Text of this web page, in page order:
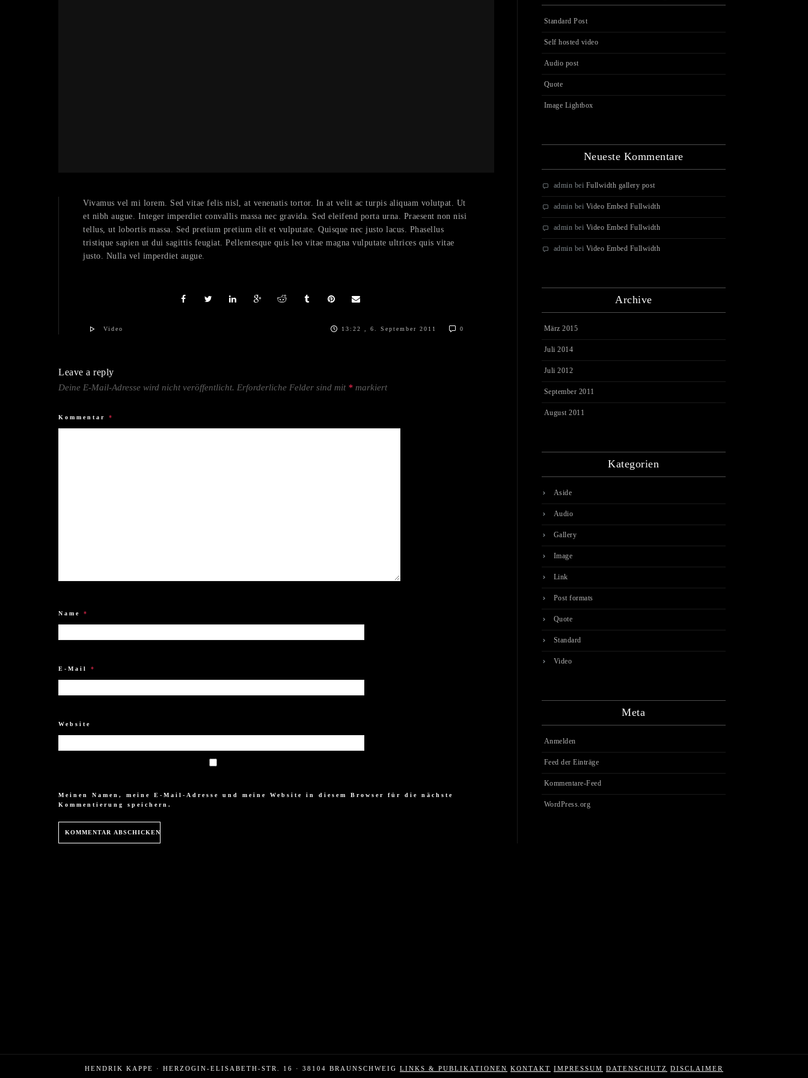
Vivamus vel mi lorem. Sed vitae felis nisl, at venenatis tortor. In at velit ac turpis aliquam volutpat. Ut
et nibh augue. Integer imperdiet convallis massa nec gravida. Sed eleifend porta urna. Praesent non nisi
tellus, ut lobortis massa. Sed pretium pretium elit et vulputate. Quisque nec justo lacus. Phasellus
tristique sapien ut dui sagittis feugiat. Pellentesque quis leo vitae magna vulputate ultrices quis vitae
justo. Nulla vel imperdiet augue.
Video 13:22 , 6. September 2011 0
Leave a reply
Deine E-Mail-Adresse wird nicht veröffentlicht. Erforderliche Felder sind mit * markiert
Kommentar *
Name *
E-Mail *
Website
Meinen Namen, meine E-Mail-Adresse und meine Website in diesem Browser für die nächste
Kommentierung speichern.
Standard Post
Self hosted video
Audio post
Quote
Image Lightbox
Neueste Kommentare
admin bei Fullwidth gallery post
admin bei Video Embed Fullwidth
admin bei Video Embed Fullwidth
admin bei Video Embed Fullwidth
Archive
März 2015
Juli 2014
Juli 2012
September 2011
August 2011
Kategorien
Aside
Audio
Gallery
Image
Link
Post formats
Quote
Standard
Video
Meta
Anmelden
Feed der Einträge
Kommentare-Feed
WordPress.org
HENDRIK KAPPE · HERZOGIN-ELISABETH-STR. 16 · 38104 BRAUNSCHWEIG LINKS & PUBLIKATIONEN KONTAKT IMPRESSUM DATENSCHUTZ DISCLAIMER